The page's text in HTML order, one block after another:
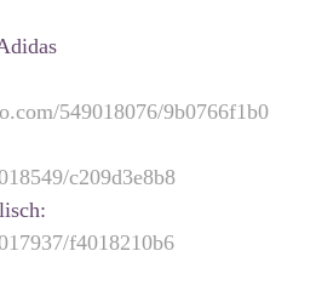
549018076/9b0766f1b0
c209d3e8b8
f4018210b6